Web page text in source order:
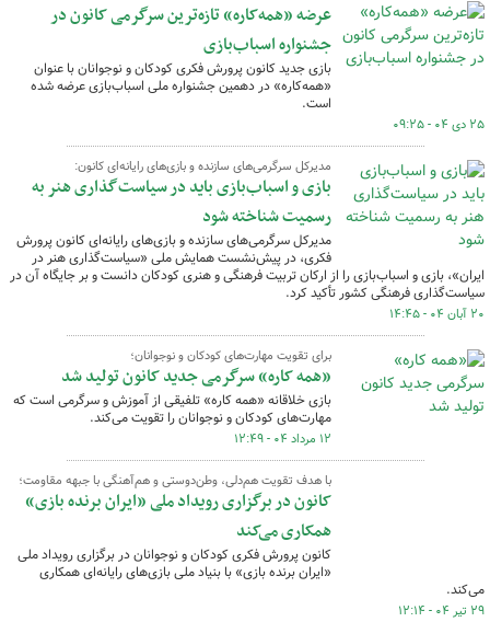
عرضه «همه‌کاره» تازه‌ترین سرگرمی کانون در
جشنواره اسباب‌بازی
بازی جدید کانون پرورش فکری کودکان و نوجوانان با عنوان
«همه‌کاره» در دهمین جشنواره ملی اسباب‌بازی عرضه شده
است.
۲۵ دی ۰۴ - ۰۹:۲۵
مدیرکل سرگرمی‌های سازنده و بازی‌های رایانه‌ای کانون:
بازی و اسباب‌بازی باید در سیاست‌گذاری هنر به
رسمیت شناخته شود
مدیرکل سرگرمی‌های سازنده و بازی‌های رایانه‌ای کانون پرورش
فکری، در پیش‌نشست همایش ملی «سیاست‌گذاری هنر در
ایران»، بازی و اسباب‌بازی را از ارکان تربیت فرهنگی و هنری کودکان دانست و بر جایگاه آن در
سیاست‌گذاری فرهنگی کشور تأکید کرد.
۲۰ آبان ۰۴ - ۱۴:۴۵
برای تقویت مهارت‌های کودکان و نوجوانان؛
«همه کاره» سرگرمی جدید کانون تولید شد
بازی خلاقانه «همه کاره» تلفیقی از آموزش و سرگرمی است که
مهارت‌های کودکان و نوجوانان را تقویت می‌کند.
۱۲ مرداد ۰۴ - ۱۲:۴۹
با هدف تقویت هم‌دلی، وطن‌دوستی و هم‌آهنگی با جبهه مقاومت؛
کانون در برگزاری رویداد ملی «ایران برنده بازی»
همکاری می‌کند
کانون پرورش فکری کودکان و نوجوانان در برگزاری رویداد ملی
«ایران برنده بازی» با بنیاد ملی بازی‌های رایانه‌ای همکاری
می‌کند.
۲۹ تیر ۰۴ - ۱۲:۱۴